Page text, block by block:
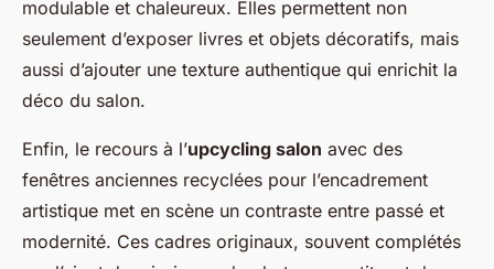
modulable et chaleureux. Elles permettent non
seulement d’exposer livres et objets décoratifs, mais
aussi d’ajouter une texture authentique qui enrichit la
déco du salon.
Enfin, le recours à l’upcycling salon avec des
fenêtres anciennes recyclées pour l’encadrement
artistique met en scène un contraste entre passé et
modernité. Ces cadres originaux, souvent complétés